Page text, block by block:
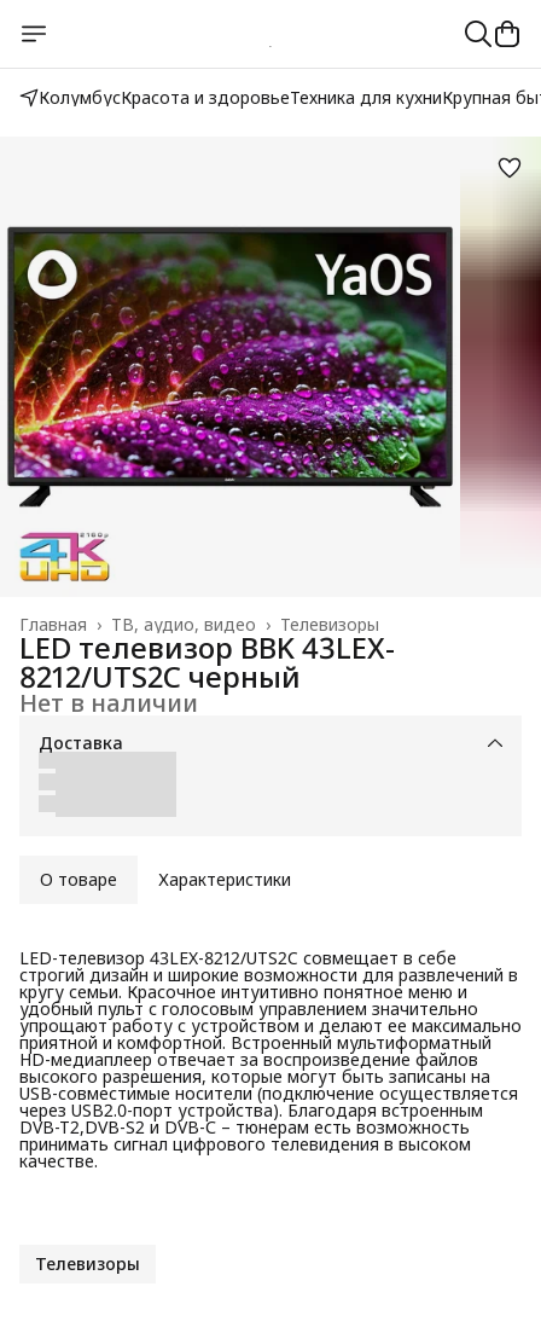
КолумбусКрасота и здоровьеТехника для кухниКрупная
Телевизоры
ТВ, аудио, видео ›
Главная ›
LED телевизор BBK 43LEX-
8212/UTS2C черный
Нет в наличии
Доставка
О товаре Характеристики
LED-телевизор 43LEX-8212/UTS2C совмещает в себе
строгий дизайн и широкие возможности для развлечений в
кругу семьи. Красочное интуитивно понятное меню и
удобный пульт с голосовым управлением значительно
упрощают работу с устройством и делают ее максимально
приятной и комфортной. Встроенный мультиформатный
HD-медиаплеер отвечает за воспроизведение файлов
высокого разрешения, которые могут быть записаны на
USB-совместимые носители (подключение осуществляется
через USB2.0-порт устройства). Благодаря встроенным
DVB-T2,DVB-S2 и DVB-С – тюнерам есть возможность
принимать сигнал цифрового телевидения в высоком
качестве.
Телевизоры